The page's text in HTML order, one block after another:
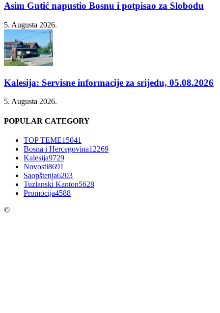
Asim Gutić napustio Bosnu i potpisao za Slobodu
5. Augusta 2026.
Kalesija: Servisne informacije za srijedu, 05.08.2026
5. Augusta 2026.
POPULAR CATEGORY
TOP TEME15041
Bosna i Hercegovina12269
Kalesija9729
Novosti8691
Saopštenja6203
Tuzlanski Kanton5628
Promocija4588
©